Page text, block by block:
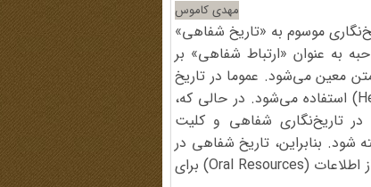
مهدی کاموس
موسوم به «تاریخ شفاهی»
به عنوان «ارتباط شفاهی» بر
معین می‌شود. عموما در تاریخ
شفاهی مصاحبه به عنوان ابزار اکتشافی (Heuristic Instrument) استفاده می‌شود. در حالی‌ که،
تاریخ‌نگاری شفاهی و کلیت
شود. بنابراین، تاریخ شفاهی در
ابتدا باید مصداق تاریخ (Oral History) و سپس منبع و انبانی از اطلاعات (Oral Resources) برای